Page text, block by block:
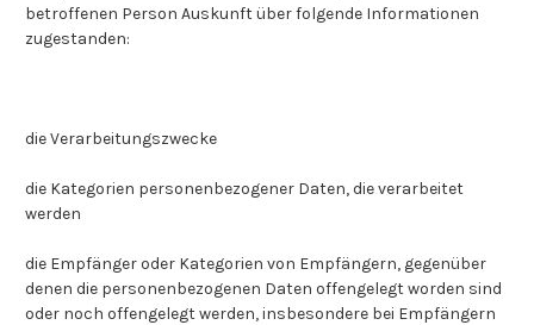
betroffenen Person Auskunft über folgende Informationen
zugestanden:
die Verarbeitungszwecke
die Kategorien personenbezogener Daten, die verarbeitet
werden
die Empfänger oder Kategorien von Empfängern, gegenüber
denen die personenbezogenen Daten offengelegt worden sind
oder noch offengelegt werden, insbesondere bei Empfängern